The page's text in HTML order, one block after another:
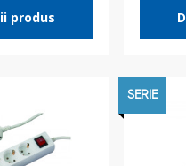
produs
SERIE